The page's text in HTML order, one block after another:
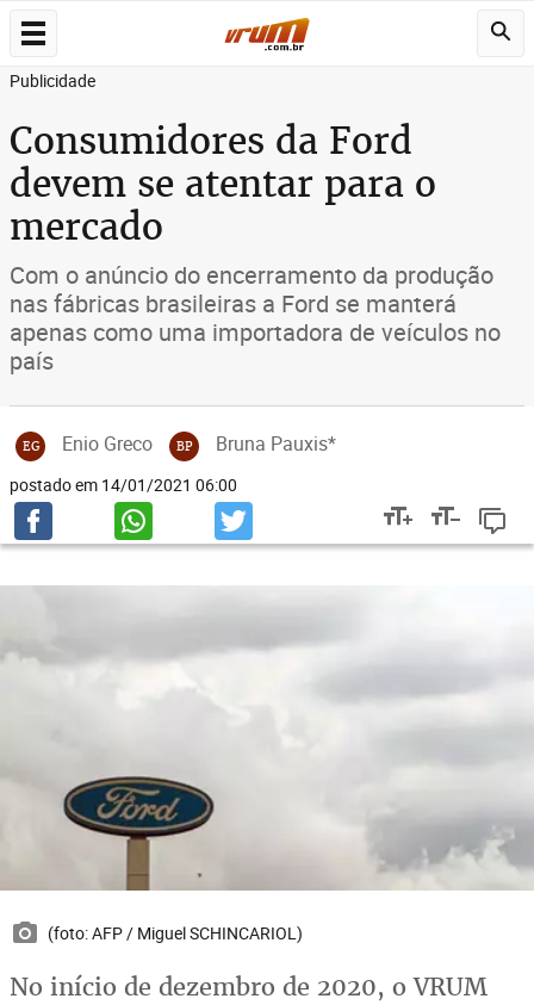
Publicidade
Consumidores da Ford
devem se atentar para o
mercado
Com o anúncio do encerramento da produção
nas fábricas brasileiras a Ford se manterá
apenas como uma importadora de veículos no
país
EG Enio Greco BP Bruna Pauxis*
postado em 14/01/2021 06:00
(foto: AFP / Miguel SCHINCARIOL)
No início de dezembro de 2020, o VRUM